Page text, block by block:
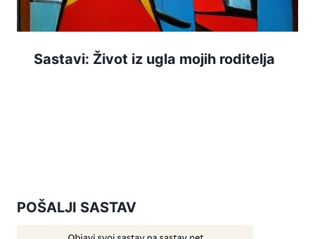
Sastavi: Život iz ugla mojih roditelja
POŠALJI SASTAV